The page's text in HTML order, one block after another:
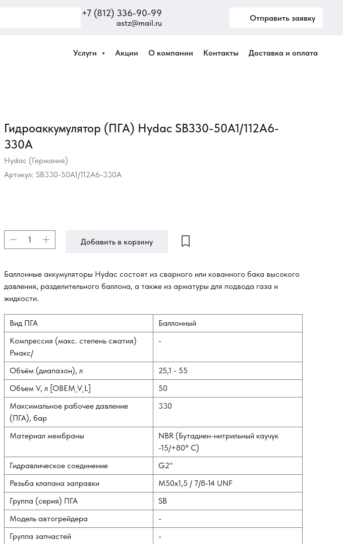
+7 (812) 336-90-99
astz@mail.ru
Отправить заявку
Услуги Акции О компании Контакты Доставка и оплата
Гидроаккумулятор (ПГА) Hydac SB330-50A1/112A6-
330A
Hydac (Германия)
Артикул: SB330-50A1/112A6-330A
Добавить в корзину
Баллонные аккумуляторы Hydac состоят из сварного или кованного бака высокого
давления, разделительного баллона, а также из арматуры для подвода газа и
жидкости.
Вид ПГА
Баллонный
Компрессия (макс. степень сжатия)
Рмакс/
-
Объём (диапазон), л
25,1 - 55
Объем V, л [OBEM_V_L]
50
Максимальное рабочее давление
(ПГА), бар
330
Материал мембраны
NBR (Бутадиен-нитрильный каучук
-15/+80° С)
Гидравлическое соединение
G2"
Резьба клапана заправки
М50х1,5 / 7/8-14 UNF
Группа (серия) ПГА
SB
Модель автогрейдера
-
Группа запчастей
-